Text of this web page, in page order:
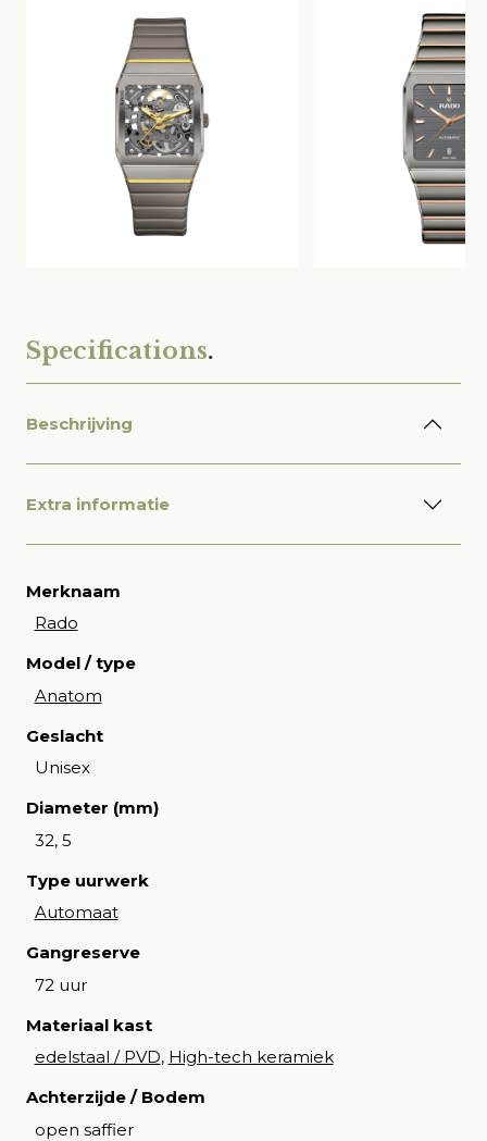
Specifications.
Beschrijving
Extra informatie
Merknaam
Rado
Model / type
Anatom
Geslacht
Unisex
Diameter (mm)
32, 5
Type uurwerk
Automaat
Gangreserve
72 uur
Materiaal kast
edelstaal / PVD, High-tech keramiek
Achterzijde / Bodem
open saffier